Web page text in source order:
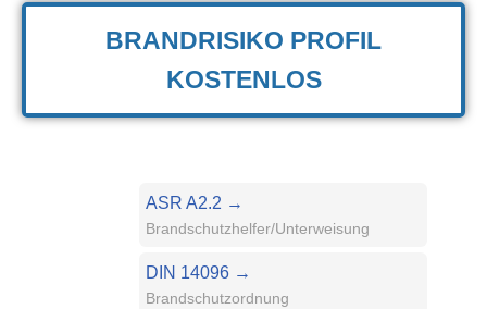
BRANDRISIKO PROFIL
KOSTENLOS
ASR A2.2 →
Brandschutzhelfer/Unterweisung
DIN 14096 →
Brandschutzordnung